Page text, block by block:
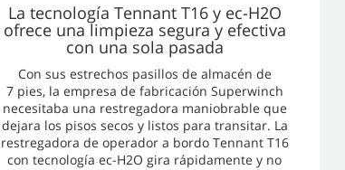
La tecnología Tennant T16 y ec-H2O
ofrece una limpieza segura y efectiva
con una sola pasada
Con sus estrechos pasillos de almacén de
7 pies, la empresa de fabricación Superwinch
necesitaba una restregadora maniobrable que
dejara los pisos secos y listos para transitar. La
restregadora de operador a bordo Tennant T16
con tecnología ec-H2O gira rápidamente y no